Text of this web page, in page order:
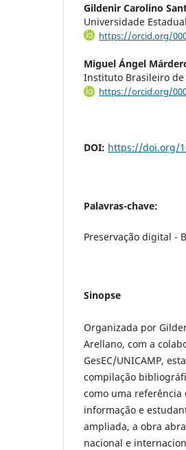
Gildenir Carolino
Universidade
https://orcid.org/
Miguel Ángel
Instituto Brasileiro de
https://orcid.org/
DOI: https://doi.org/
Palavras-chave:
Preservação digital -
Sinopse
Organizada por
Arellano, com a
GesEC/UNICAMP,
compilação
como uma referência
informação e
ampliada, a obra
nacional e